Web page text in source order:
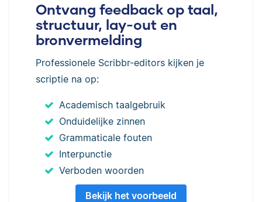
Ontvang feedback op taal,
structuur, lay-out en
bronvermelding
Professionele Scribbr-editors kijken je
scriptie na op:
Academisch taalgebruik
Onduidelijke zinnen
Grammaticale fouten
Interpunctie
Verboden woorden
Bekijk het voorbeeld